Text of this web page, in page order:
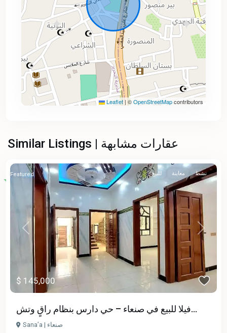
Leaflet | ©OpenStreetMapcontributors
Similar Listings | عقارات مشابهة
Previous Next
$ 145,000
للبيع معاينة نشط Featured
فيلا للبيع في صنعاء – حي دارس بنظام راقٍ وتش...
Sana’a | صنعاء